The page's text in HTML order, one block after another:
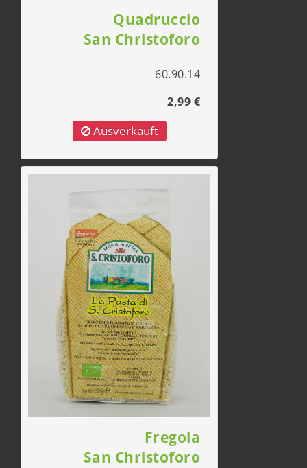
Quadruccio
San Christoforo
60.90.14
2,99 €
Ausverkauft
Fregola
San Christoforo